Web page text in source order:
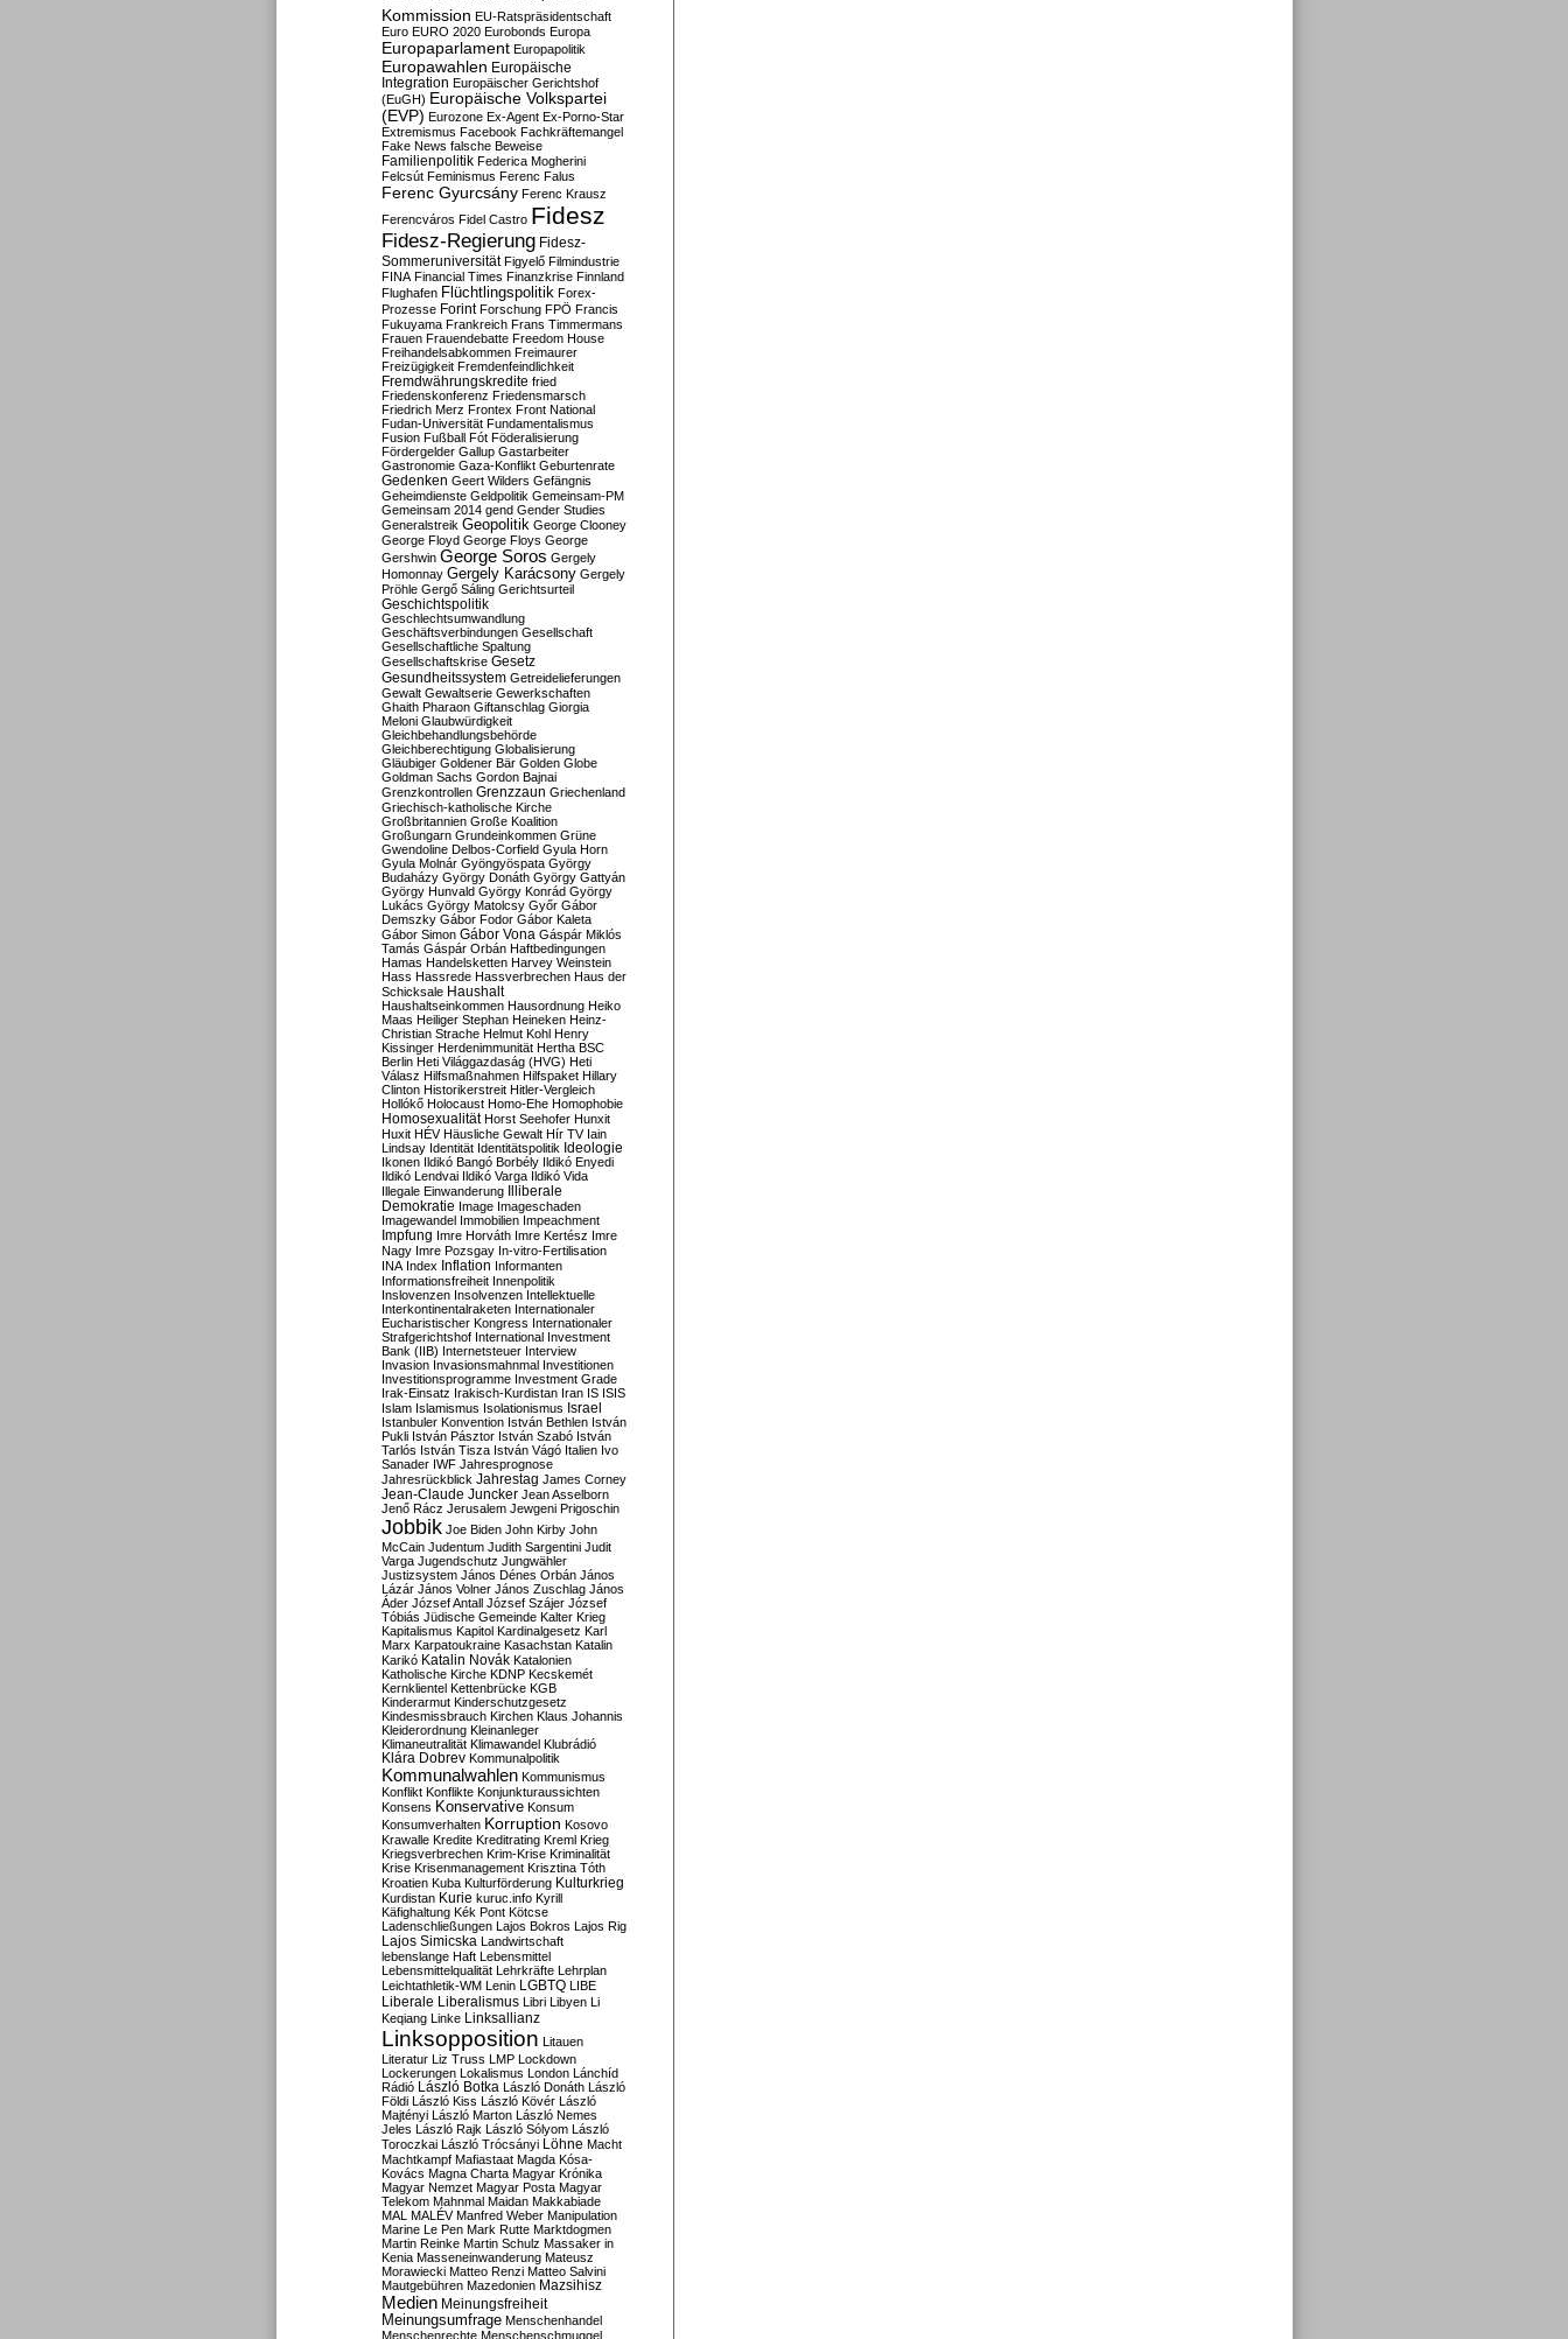
Kommission EU-Ratspräsidentschaft
Euro EURO 2020 Eurobonds Europa
Europaparlament Europapolitik
Europawahlen Europäische
Integration Europäischer Gerichtshof
(EuGH) Europäische Volkspartei
(EVP) Eurozone Ex-Agent Ex-Porno-Star
Extremismus Facebook Fachkräftemangel
Fake News falsche Beweise
Familienpolitik Federica Mogherini
Felcsút Feminismus Ferenc Falus
Ferenc Gyurcsány Ferenc Krausz
Ferencváros Fidel Castro Fidesz
Fidesz-Regierung Fidesz-
Sommeruniversität Figyelő Filmindustrie
FINA Financial Times Finanzkrise Finnland
Flughafen Flüchtlingspolitik Forex-
Prozesse Forint Forschung FPÖ Francis
Fukuyama Frankreich Frans Timmermans
Frauen Frauendebatte Freedom House
Freihandelsabkommen Freimaurer
Freizügigkeit Fremdenfeindlichkeit
Fremdwährungskredite fried
Friedenskonferenz Friedensmarsch
Friedrich Merz Frontex Front National
Fudan-Universität Fundamentalismus
Fusion Fußball Fót Föderalisierung
Fördergelder Gallup Gastarbeiter
Gastronomie Gaza-Konflikt Geburtenrate
Gedenken Geert Wilders Gefängnis
Geheimdienste Geldpolitik Gemeinsam-PM
Gemeinsam 2014 gend Gender Studies
Generalstreik Geopolitik George Clooney
George Floyd George Floys George
Gershwin George Soros Gergely
Homonnay Gergely Karácsony Gergely
Pröhle Gergő Sáling Gerichtsurteil
Geschichtspolitik
Geschlechtsumwandlung
Geschäftsverbindungen Gesellschaft
Gesellschaftliche Spaltung
Gesellschaftskrise Gesetz
Gesundheitssystem Getreidelieferungen
Gewalt Gewaltserie Gewerkschaften
Ghaith Pharaon Giftanschlag Giorgia
Meloni Glaubwürdigkeit
Gleichbehandlungsbehörde
Gleichberechtigung Globalisierung
Gläubiger Goldener Bär Golden Globe
Goldman Sachs Gordon Bajnai
Grenzkontrollen Grenzzaun Griechenland
Griechisch-katholische Kirche
Großbritannien Große Koalition
Großungarn Grundeinkommen Grüne
Gwendoline Delbos-Corfield Gyula Horn
Gyula Molnár Gyöngyöspata György
Budaházy György Donáth György Gattyán
György Hunvald György Konrád György
Lukács György Matolcsy Győr Gábor
Demszky Gábor Fodor Gábor Kaleta
Gábor Simon Gábor Vona Gáspár Miklós
Tamás Gáspár Orbán Haftbedingungen
Hamas Handelsketten Harvey Weinstein
Hass Hassrede Hassverbrechen Haus der
Schicksale Haushalt
Haushaltseinkommen Hausordnung Heiko
Maas Heiliger Stephan Heineken Heinz-
Christian Strache Helmut Kohl Henry
Kissinger Herdenimmunität Hertha BSC
Berlin Heti Világgazdaság (HVG) Heti
Válasz Hilfsmaßnahmen Hilfspaket Hillary
Clinton Historikerstreit Hitler-Vergleich
Hollókő Holocaust Homo-Ehe Homophobie
Homosexualität Horst Seehofer Hunxit
Huxit HÉV Häusliche Gewalt Hír TV Iain
Lindsay Identität Identitätspolitik Ideologie
Ikonen Ildikó Bangó Borbély Ildikó Enyedi
Ildikó Lendvai Ildikó Varga Ildikó Vida
Illegale Einwanderung Illiberale
Demokratie Image Imageschaden
Imagewandel Immobilien Impeachment
Impfung Imre Horváth Imre Kertész Imre
Nagy Imre Pozsgay In-vitro-Fertilisation
INA Index Inflation Informanten
Informationsfreiheit Innenpolitik
Inslovenzen Insolvenzen Intellektuelle
Interkontinentalraketen Internationaler
Eucharistischer Kongress Internationaler
Strafgerichtshof International Investment
Bank (IIB) Internetsteuer Interview
Invasion Invasionsmahnmal Investitionen
Investitionsprogramme Investment Grade
Irak-Einsatz Irakisch-Kurdistan Iran IS ISIS
Islam Islamismus Isolationismus Israel
Istanbuler Konvention István Bethlen István
Pukli István Pásztor István Szabó István
Tarlós István Tisza István Vágó Italien Ivo
Sanader IWF Jahresprognose
Jahresrückblick Jahrestag James Corney
Jean-Claude Juncker Jean Asselborn
Jenő Rácz Jerusalem Jewgeni Prigoschin
Jobbik Joe Biden John Kirby John
McCain Judentum Judith Sargentini Judit
Varga Jugendschutz Jungwähler
Justizsystem János Dénes Orbán János
Lázár János Volner János Zuschlag János
Áder József Antall József Szájer József
Tóbiás Jüdische Gemeinde Kalter Krieg
Kapitalismus Kapitol Kardinalgesetz Karl
Marx Karpatoukraine Kasachstan Katalin
Karikó Katalin Novák Katalonien
Katholische Kirche KDNP Kecskemét
Kernklientel Kettenbrücke KGB
Kinderarmut Kinderschutzgesetz
Kindesmissbrauch Kirchen Klaus Johannis
Kleiderordnung Kleinanleger
Klimaneutralität Klimawandel Klubrádió
Klára Dobrev Kommunalpolitik
Kommunalwahlen Kommunismus
Konflikt Konflikte Konjunkturaussichten
Konsens Konservative Konsum
Konsumverhalten Korruption Kosovo
Krawalle Kredite Kreditrating Kreml Krieg
Kriegsverbrechen Krim-Krise Kriminalität
Krise Krisenmanagement Krisztina Tóth
Kroatien Kuba Kulturförderung Kulturkrieg
Kurdistan Kurie kuruc.info Kyrill
Käfighaltung Kék Pont Kötcse
Ladenschließungen Lajos Bokros Lajos Rig
Lajos Simicska Landwirtschaft
lebenslange Haft Lebensmittel
Lebensmittelqualität Lehrkräfte Lehrplan
Leichtathletik-WM Lenin LGBTQ LIBE
Liberale Liberalismus Libri Libyen Li
Keqiang Linke Linksallianz
Linksopposition Litauen
Literatur Liz Truss LMP Lockdown
Lockerungen Lokalismus London Lánchíd
Rádió
László Botka László Donáth László
Földi László Kiss László Kövér László
Majtényi László Marton László Nemes
Jeles László Rajk László Sólyom László
Toroczkai László Trócsányi Löhne Macht
Machtkampf Mafiastaat Magda Kósa-
Kovács Magna Charta Magyar Krónika
Magyar Nemzet Magyar Posta Magyar
Telekom Mahnmal Maidan Makkabiade
MAL MALÉV Manfred Weber Manipulation
Marine Le Pen Mark Rutte Marktdogmen
Martin Reinke Martin Schulz Massaker in
Kenia Masseneinwanderung Mateusz
Morawiecki Matteo Renzi Matteo Salvini
Mautgebühren Mazedonien Mazsihisz
Medien Meinungsfreiheit
Meinungsumfrage Menschenhandel
Menschenrechte Menschenschmuggel